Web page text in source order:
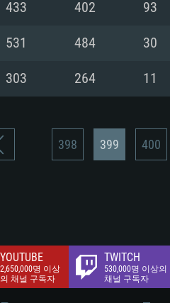
GB (전체 클라
433 402 93
531 484 30
303 264 11
398 399 400
YOUTUBE
2,650,000명 이상
의 채널 구독자
TWITCH
530,000명 이상의
채널 구독자